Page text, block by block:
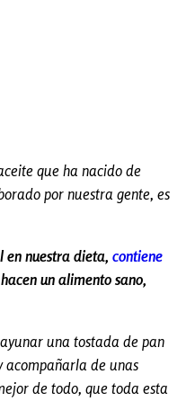
que ha nacido de
por nuestra gente, es
en nuestra dieta, contiene
un alimento sano,
una tostada de pan
acompañarla de unas
de todo, que toda esta